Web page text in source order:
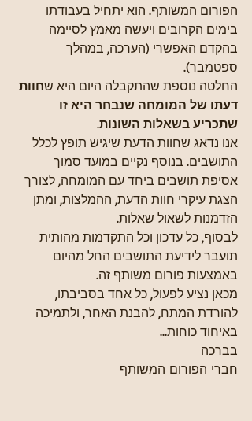
הפורום המשותף. הוא יתחיל בעבודתו
בימים הקרובים ויעשה מאמץ לסיימה
בהקדם האפשרי (הערכה, במהלך
ספטמבר).
החלטה נוספת שהתקבלה היום היא שחוות
דעתו של המומחה שנבחר היא זו
שתכריע בשאלות השונות.
אנו נדאג שחוות הדעת שיגיש תופץ לכלל
התושבים. בנוסף נקיים במועד סמוך
אסיפת תושבים ביחד עם המומחה, לצורך
הצגת עיקרי חוות הדעת, ההמלצות, ומתן
הזדמנות לשאול שאלות.
לבסוף, כל עדכון וכל התקדמות מהותית
תועבר לידיעת התושבים החל מהיום
באמצעות פורום משותף זה.
מכאן נציע לפעול, כל אחד בסביבתו,
להורדת המתח, להבנת האחר, ולתמיכה
באיחוד כוחות...
בברכה
חברי הפורום המשותף